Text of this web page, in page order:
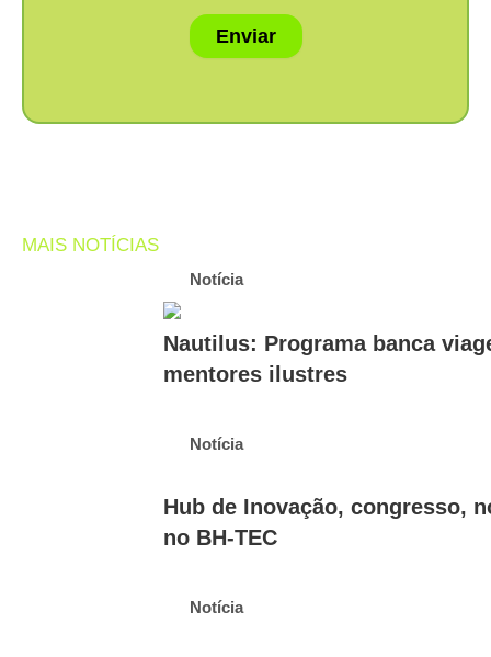
Enviar
MAIS NOTÍCIAS
Notícia
Nautilus: Programa banca
mentores ilustres
Notícia
Hub de Inovação, congresso,
no BH-TEC
Notícia